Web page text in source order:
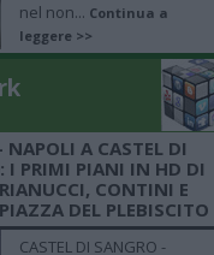
nel non... Continua a
leggere >>
A CASTEL DI
I PRIMI PIANI IN HD DI
CONTINI E
DEL PLEBISCITO
CASTEL DI SANGRO -